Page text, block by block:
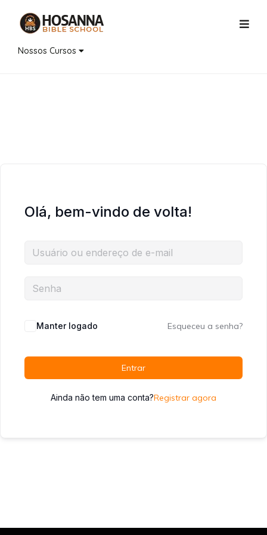
Nossos Cursos
Olá, bem-vindo de volta!
Manter logado Esqueceu a senha?
Entrar
Ainda não tem uma conta?Registrar agora